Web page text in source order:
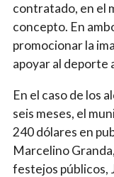
contratado, en el
concepto. En
promocionar la
apoyar al deporte
En el caso de los
seis meses, el
240 dólares en
Marcelino
festejos públicos,